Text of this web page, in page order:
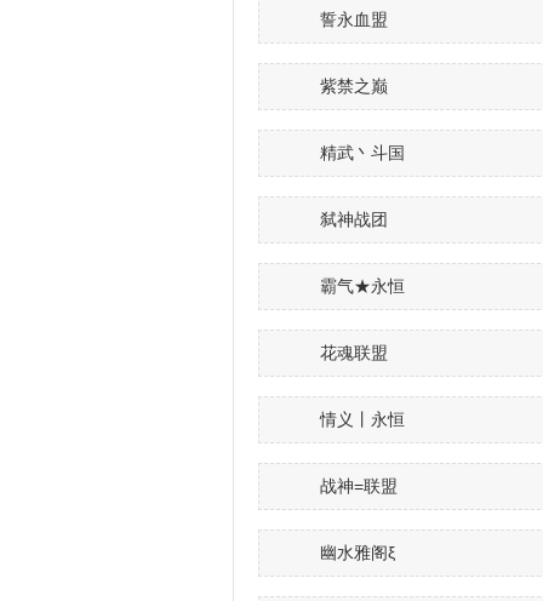
誓永血盟
紫禁之巅
精武丶斗国
弑神战团
霸气★永恒
花魂联盟
情义丨永恒
战神=联盟
幽水雅阁ξ